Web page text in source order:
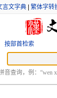
言文字典 繁体字转
按部首检索
音查询，例：“wen